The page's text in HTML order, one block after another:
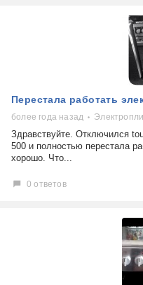
Перестала работать
более года назад
Здравствуйте. Отключился
500 и полностью перестала
хорошо. Что...
0 ответов